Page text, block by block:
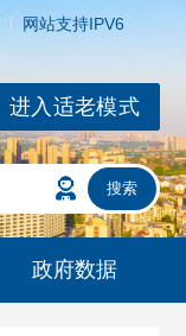
网站支持IPV6
进入适老模式
政府数据